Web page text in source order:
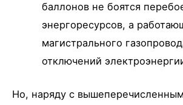
баллонов не боятся
энергоресурсов, а
магистрального
отключений
Но, наряду с